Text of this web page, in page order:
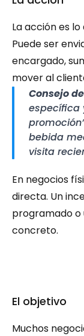
La acción es
Puede ser
encargado,
mover al
Consejo
específica
bebida
visita
En negocios
directa. Un
programado o
concreto.
El objetivo
Muchos